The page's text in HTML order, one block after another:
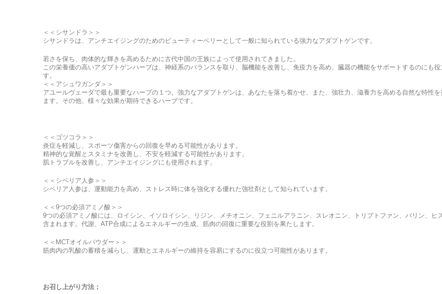
＜＜シサンドラ＞＞
シサンドラは、アンチエイジングのためのビューティーベリーとして一般に知られている強力なアダプトゲンです。
若さを保ち、肉体的な輝きを高めるために古代中国の王族によって使用されてきました。
この栄養価の高いアダプトゲンハーブは、神経系のバランスを取り、脳機能を改善し、免疫力を高め、臓器の機能をサポートするのにも役
す。
＜＜アシュワガンダ＞＞
アユールヴェーダで最も重要なハーブの１つ。強力なアダプトゲンは、あなたを落ち着かせ、また、強壮力、滋養力を高める自然な特性
ます。その他、様々な効果が期待できるハーブです。
＜＜ゴツコラ＞＞
炎症を軽減し、スポーツ傷害からの回復を早める可能性があります。
精神的な覚醒とスタミナを改善し、不安を軽減する可能性があります。
肌トラブルを改善し、アンチエイジングにも使用されます。
＜＜シベリア人参＞＞
シベリア人参は、運動能力を高め、ストレス時に体を強化する優れた強壮剤として知られています。
＜＜9つの必須アミノ酸＞＞
9つの必須アミノ酸には、ロイシン、イソロイシン、リジン、メチオニン、フェニルアラニン、スレオニン、トリプトファン、バリン、ヒ
含まれます。代謝、ATP合成によるエネルギーの生成、筋肉の回復に重要な役割を果たします。
＜＜MCTオイルパウダー＞＞
筋肉内の乳酸の蓄積を減らし、運動とエネルギーの維持を容易にするのに役立つ可能性があります。
お召し上がり方法；